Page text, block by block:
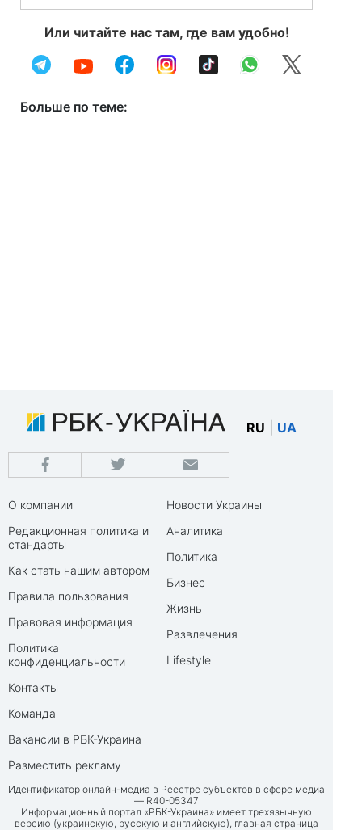
Или читайте нас там, где вам удобно!
Больше по теме:
RU UA
О компании
Редакционная политика и
стандарты
Как стать нашим автором
Правила пользования
Правовая информация
Политика
конфиденциальности
Контакты
Команда
Вакансии в РБК-Украина
Разместить рекламу
Новости Украины
Аналитика
Политика
Бизнес
Жизнь
Развлечения
Lifestyle
Идентификатор онлайн-медиа в Реестре субъектов в сфере медиа
— R40-05347
Информационный портал «РБК-Украина» имеет трехязычную
версию (украинскую, русскую и английскую), главная страница